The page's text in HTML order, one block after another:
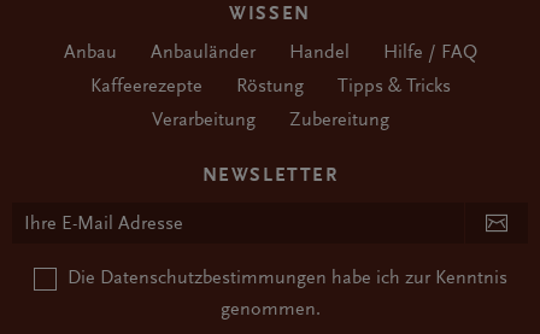
WISSEN
Anbau
Anbauländer Handel
Hilfe / FAQ
Kaffeerezepte
Röstung
Tipps & Tricks
Verarbeitung
Zubereitung
NEWSLETTER
Die Datenschutzbestimmungen habe ich zur Kenntnis
genommen.